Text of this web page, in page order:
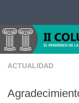
ACTUALIDAD